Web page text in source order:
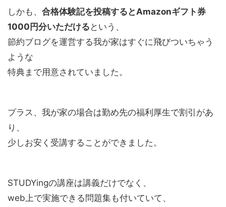
しかも、 合格体験記を投稿するとAmazonギフト券
1000円分いただける という、
節約ブログを運営する我が家はすぐに飛びついちゃう
ような
特典まで用意されていました。
プラス、我が家の場合は勤め先の福利厚生で割引があ
り、
少しお安く受講することができました。
STUDYingの講座は講義だけでなく、
web上で実施できる問題集も付いていて、